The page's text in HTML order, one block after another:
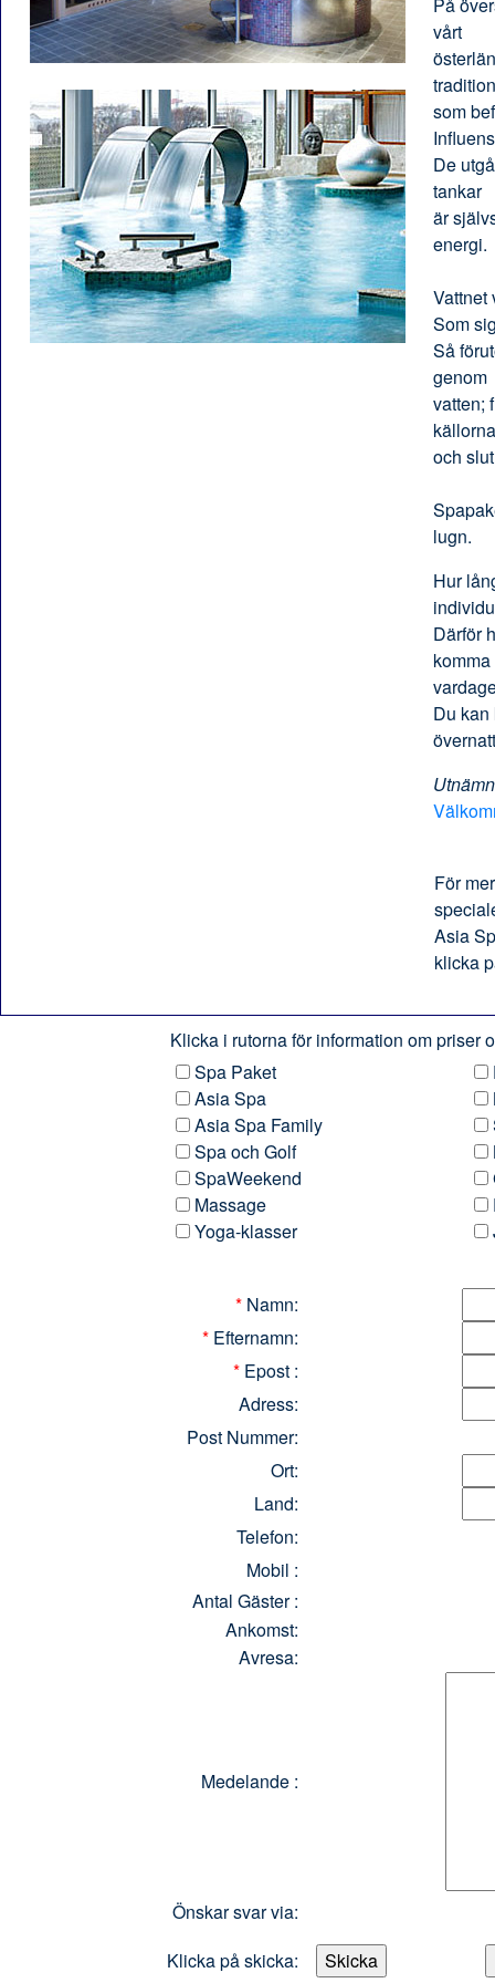
På
vårt
som
De
tankar
är
energi.
Vattnet
Som
Så
genom
vatten;
källorna
och
lugn.
Hur
Därför
Du kan
För
Asia
klicka
Klicka i rutorna för information om priser
Spa Paket
Asia Spa
Asia Spa Family
Spa och Golf
SpaWeekend
Massage
Yoga-klasser
* Namn:
* Efternamn:
* Epost :
Adress:
Post Nummer:
Ort:
Land:
Telefon:
Mobil :
Antal Gäster :
Ankomst:
Avresa:
Medelande :
Önskar svar via:
Klicka på skicka: